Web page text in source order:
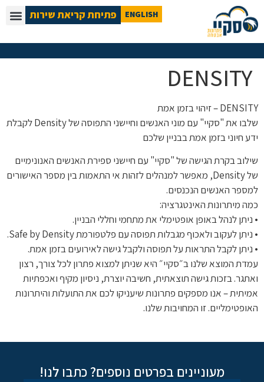
פתיחת קריאת שירות ENGLISH
DENSITY
DENSITY – זיהוי בזמן אמת
שלבו את "סקיי" עם מוני האנשים וחיישני התפוסה של Density לקבלת
ידע חיוני בזמן אמת בבניין שלכם
שילוב בקרת הגישה של "סקיי" עם חיישני ספירת האנשים האנונימיים
של Density, מאפשר למנהלים לזהות אי התאמות בין מספר האישורים
למספר האנשים הנכנסים.
כמה מיתרונות האינטגרציה:
• ניתן לנהל באופן אופטימלי את מתחמי וחללי הבניין.
• ניתן לעקוב ולאכוף מגבלות תפוסה עם פלטפורמת Safe by Density.
• ניתן לקבל התראות על תפוסה ולקבל גישה לאירועים בזמן אמת.
עמדת המוצא שלנו ב״סקיי״ היא שניתן למצוא פתרון לכל צורך, רצון
ואתגר. בזכות גישה תוצאתית, חשיבה יוצרת, ניסיון מקיף ואכפתיות
אמיתית – אנו מספקים פתרונות שיעניקו לכם את התועלות והיתרונות
האופטימליים. זו המחויבות שלנו.
מעוניינים בפרטים נוספים? כתבו לנו!